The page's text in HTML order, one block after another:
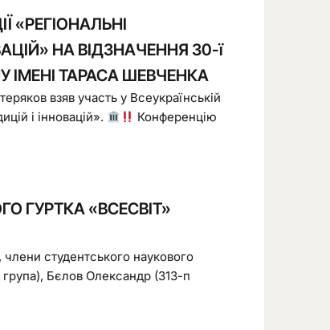
«РЕГІОНАЛЬНІ
НА ВІДЗНАЧЕННЯ 30-ї
ІМЕНІ ТАРАСА ШЕВЧЕНКА
взяв участь у Всеукраїнській
і інновацій».
Конференцію
ГУРТКА «ВСЕСВІТ»
члени студентського наукового
група), Бєлов Олександр (313-п